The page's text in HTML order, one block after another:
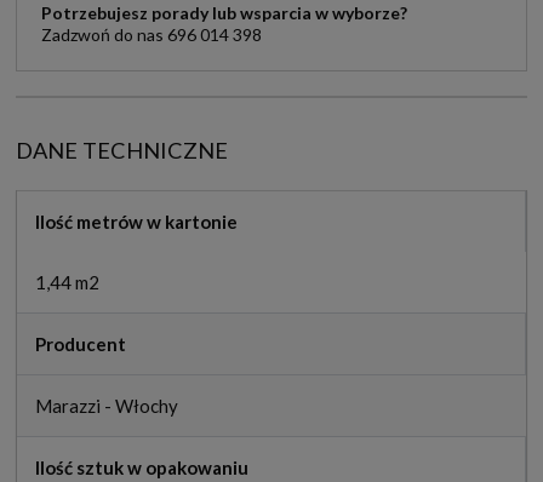
Potrzebujesz porady lub wsparcia w wyborze?
Zadzwoń do nas 696 014 398
DANE TECHNICZNE
Ilość metrów w kartonie
1,44 m2
Producent
Marazzi - Włochy
Ilość sztuk w opakowaniu